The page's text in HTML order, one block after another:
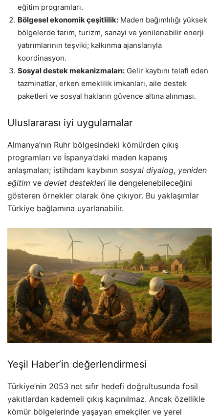
eğitim programları.
Bölgesel ekonomik çeşitlilik: Maden bağımlılığı yüksek
bölgelerde tarım, turizm, sanayi ve yenilenebilir enerji
yatırımlarının teşviki; kalkınma ajanslarıyla
koordinasyon.
Sosyal destek mekanizmaları: Gelir kaybını telafi eden
tazminatlar, erken emeklilik imkanları, aile destek
paketleri ve sosyal hakların güvence altına alınması.
Uluslararası iyi uygulamalar
Almanya’nın Ruhr bölgesindeki kömürden çıkış
programları ve İspanya’daki maden kapanış
anlaşmaları; istihdam kaybının sosyal diyalog, yeniden
eğitim ve devlet destekleri ile dengelenebileceğini
gösteren örnekler olarak öne çıkıyor. Bu yaklaşımlar
Türkiye bağlamına uyarlanabilir.
Yeşil Haber’in değerlendirmesi
Türkiye’nin 2053 net sıfır hedefi doğrultusunda fosil
yakıtlardan kademeli çıkış kaçınılmaz. Ancak özellikle
kömür bölgelerinde yaşayan emekçiler ve yerel